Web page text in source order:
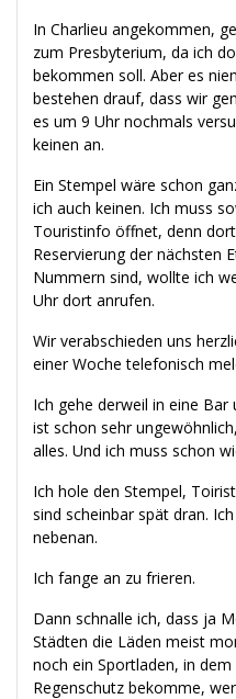
In Charlieu angekommen,
zum Presbyterium, da ich
bekommen soll. Aber es
bestehen drauf, dass wir
es um 9 Uhr nochmals
keinen an.
Ein Stempel wäre schon
ich auch keinen. Ich muss
Touristinfo öffnet, denn
Reservierung der nächsten
Nummern sind, wollte ich
Uhr dort anrufen.
Wir verabschieden uns
einer Woche telefonisch
Ich gehe derweil in eine
ist schon sehr
alles. Und ich muss schon
Ich hole den Stempel,
sind scheinbar spät dran.
nebenan.
Ich fange an zu frieren.
Dann schnalle ich, dass ja
Städten die Läden meist
noch ein Sportladen, in
Regenschutz bekomme,